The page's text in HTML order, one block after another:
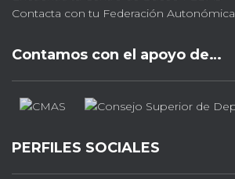
Contacta con tu Federación Autonómica
Contamos con el apoyo de…
PERFILES SOCIALES